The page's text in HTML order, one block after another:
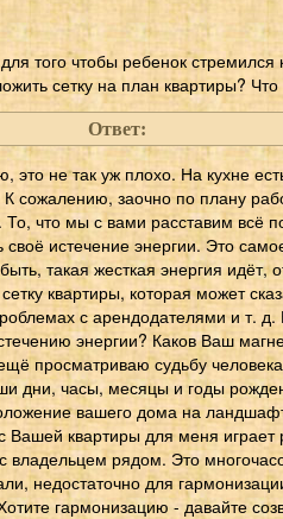
того чтобы ребенок
сетку на план квартиры?
Ответ:
это не так уж плохо. На кухне
сожалению, заочно по плану
что мы с вами расставим всё
истечение энергии. Это
такая жесткая энергия идёт,
квартиры, которая может
с арендодателями и т.
энергии? Каков Ваш
просматриваю судьбу
дни, часы, месяцы и годы
вашего дома на
Вашей квартиры для меня
владельцем рядом. Это
недостаточно для
гармонизацию - давайте